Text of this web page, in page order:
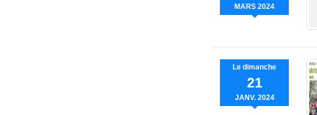
MARS 2024
Le dimanche
21
JANV. 2024